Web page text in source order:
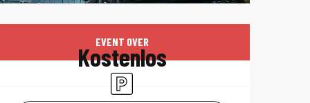
EVENT OVER
Kostenlos
Parkplatz